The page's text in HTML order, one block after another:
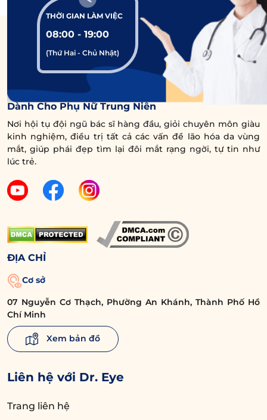
THỜI GIAN LÀM VIỆC
08:00 - 19:00
(Thứ Hai - Chủ Nhật)
Trung Tâm Chuyên Sâu Chống Lão Hóa Vùng Mắt
Dành Cho Phụ Nữ Trung Niên
Nơi hội tụ đội ngũ bác sĩ hàng đầu, giỏi chuyên môn giàu
kinh nghiệm, điều trị tất cả các vấn đề lão hóa da vùng
mắt, giúp phái đẹp tìm lại đôi mắt rạng ngời, tự tin như
lúc trẻ.
ĐỊA CHỈ
Cơ sở
07 Nguyễn Cơ Thạch, Phường An Khánh, Thành Phố Hồ
Chí Minh
Xem bản đồ
Liên hệ với Dr. Eye
Trang liên hệ